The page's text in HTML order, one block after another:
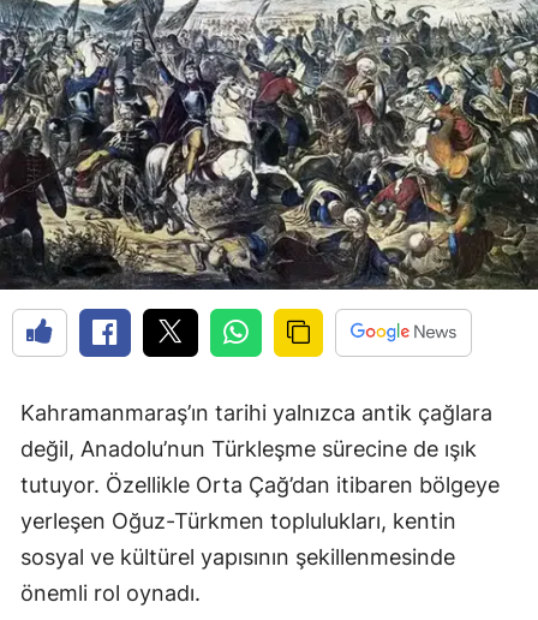
Kahramanmaraş’ın tarihi yalnızca antik çağlara
değil, Anadolu’nun Türkleşme sürecine de ışık
tutuyor. Özellikle Orta Çağ’dan itibaren bölgeye
yerleşen Oğuz-Türkmen toplulukları, kentin
sosyal ve kültürel yapısının şekillenmesinde
önemli rol oynadı.